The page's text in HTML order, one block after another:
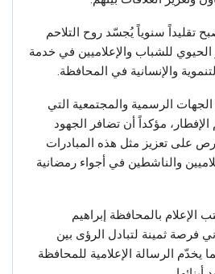
تقليداً سنوياً يُجسّد روح التلاحم
للشباب والإعلاميين في خدمة
والإنسانية في المحافظة.
الرسمية والمجتمعية التي
مؤكداً أن تضافر الجهود
على تعزيز مثل هذه المبادرات
والناشطين في أجواء رمضانية
الإعلام بالمحافظة إبراهيم
فرصة ثمينة لتبادل الرؤى بين
يخدّم الرسالة الإعلامية للمحافظة